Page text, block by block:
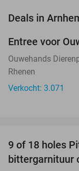
Deals in
Entree voor
Ouwehands
Rhenen
Verkocht: 3.071
9 of 18 holes
bittergarnituur